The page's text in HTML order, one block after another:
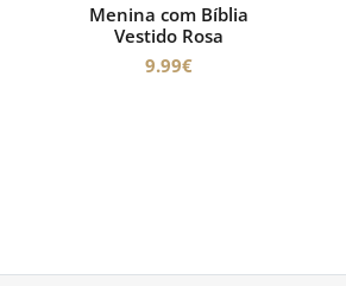
Menina com Bíblia
Vestido Rosa
9.99€